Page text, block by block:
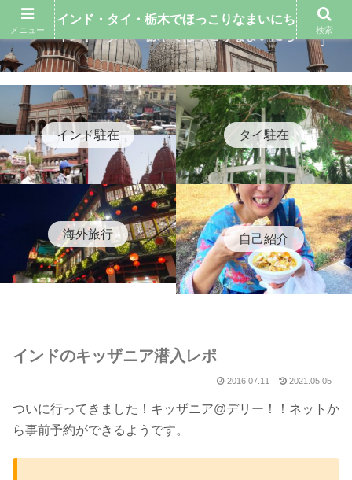
インド駐在 タイ駐在
海外旅行 自己紹介
インドのキッザニア潜入レポ
2016.07.11 2021.05.05
ついに行ってきました！キッザニア@デリー！！ネットか
ら事前予約ができるようです。
メニュー
インド・タイ・栃木でほっこりなまいにち
検索